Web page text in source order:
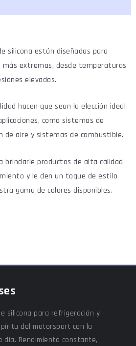
silicona están diseñadas para
más extremas, desde temperaturas
elevadas.
hacen que sean la elección ideal
como sistemas de
de aire y sistemas de combustible.
brindarle productos de alta calidad
y le den un toque de estilo
gama de colores disponibles.
silicona para refrigeración y
del motorsport con la
día. Rendimiento constante,